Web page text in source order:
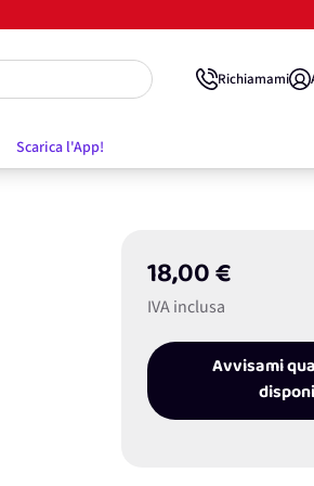
Scarica l'App!
Richiamami
18,00 €
IVA inclusa
Avvisami